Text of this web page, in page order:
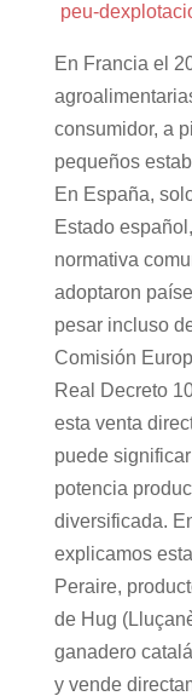
peu-
En Francia el
consumidor, a
pequeños
En España,
Estado
normativa
adoptaron
pesar incluso
Comisión
Real Decreto
esta venta
puede
potencia
diversificada.
explicamos
Peraire,
de Hug
ganadero
y vende